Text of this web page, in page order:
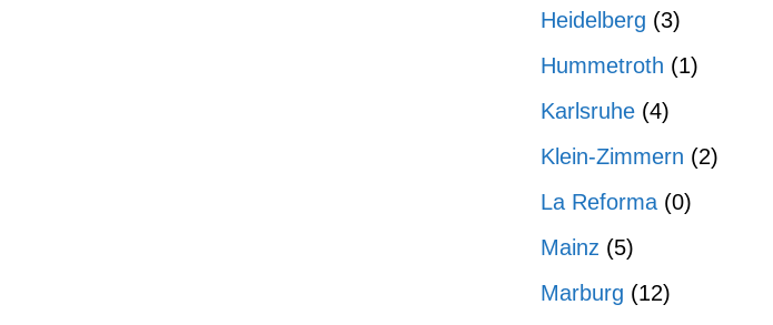
Heidelberg (3)
Hummetroth (1)
Karlsruhe (4)
Klein-Zimmern (2)
La Reforma (0)
Mainz (5)
Marburg (12)